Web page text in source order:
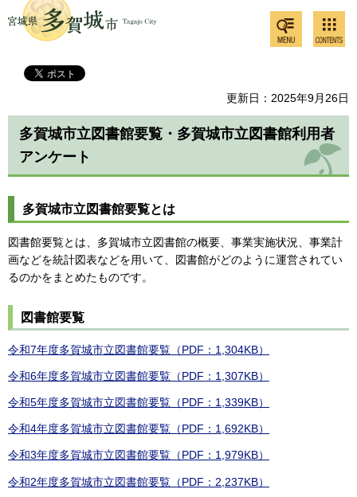
多賀城市
ンツメ
ニュー
共通メ
ニュー
更新日：2025年9月26日
多賀城市立図書館要覧・多賀城市立図書館利用者
アンケート
多賀城市立図書館要覧とは
図書館要覧とは、多賀城市立図書館の概要、事業実施状況、事業計
画などを統計図表などを用いて、図書館がどのように運営されてい
るのかをまとめたものです。
図書館要覧
令和7年度多賀城市立図書館要覧（PDF：1,304KB）
令和6年度多賀城市立図書館要覧（PDF：1,307KB）
令和5年度多賀城市立図書館要覧（PDF：1,339KB）
令和4年度多賀城市立図書館要覧（PDF：1,692KB）
令和3年度多賀城市立図書館要覧（PDF：1,979KB）
令和2年度多賀城市立図書館要覧（PDF：2,237KB）